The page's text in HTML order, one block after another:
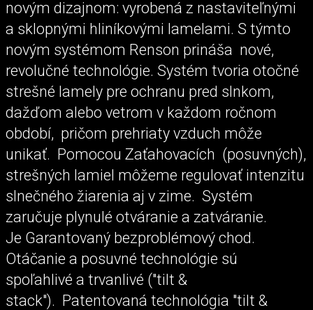
novým dizajnom: vyrobená z nastaviteľnými
a sklopnými hliníkovými lamelami. S týmto
novým systémom Renson prináša nové,
revolučné technológie. Systém tvoria otočné
strešné lamely pre ochranu pred slnkom,
dažďom alebo vetrom v každom ročnom
období, pričom prehriaty vzduch môže
unikať. Pomocou Zaťahovacích (posuvných),
strešných lamiel môžeme regulovať intenzitu
slnečného žiarenia aj v zime. Systém
zaručuje plynulé otváranie a zatváranie.
Je Garantovaný bezproblémový chod.
Otáčanie a posuvné technológie sú
spoľahlivé a trvanlivé ("tilt &
stack"). Patentovaná technológia "tilt &